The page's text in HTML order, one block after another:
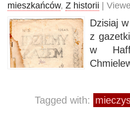
mieszkańców, Z historii |
Dzisiaj
z
w
Tagged with: